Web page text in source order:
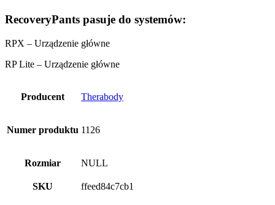
RecoveryPants pasuje do systemów:
RPX – Urządzenie główne
RP Lite – Urządzenie główne
Producent Therabody
Numer produktu 1126
Rozmiar NULL
SKU ffeed84c7cb1